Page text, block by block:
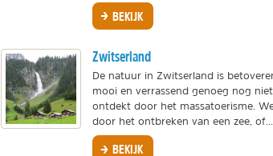
BEKIJK
Zwitserland
De natuur in Zwitserland is
mooi en verrassend genoeg nog niet
ontdekt door het massatoerisme.
door het ontbreken van een zee, of...
BEKIJK